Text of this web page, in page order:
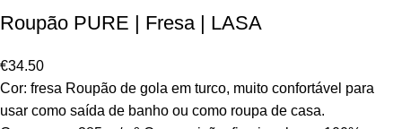
Roupão PURE | Fresa | LASA
€34.50
Cor: fresa Roupão de gola em turco, muito confortável para
usar como saída de banho ou como roupa de casa.